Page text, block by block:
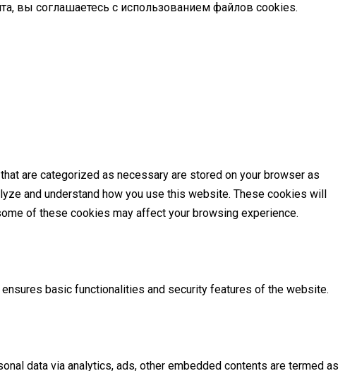
вы соглашаетесь с использованием файлов cookies.
are categorized as necessary are stored on your browser as
and understand how you use this website. These cookies will
of these cookies may affect your browsing experience.
basic functionalities and security features of the website.
data via analytics, ads, other embedded contents are termed as